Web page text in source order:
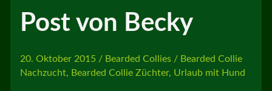
Post von Becky
20. Oktober 2015 / Bearded Collies/ Bearded Collie
Nachzucht, Bearded Collie Züchter, Urlaub mit Hund